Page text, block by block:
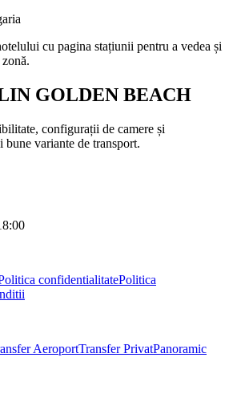
cu pagina stațiunii pentru a vedea și
GOLDEN BEACH
configurații de camere și
bune variante de transport.
confidentialitatePolitica
AeroportTransfer PrivatPanoramic